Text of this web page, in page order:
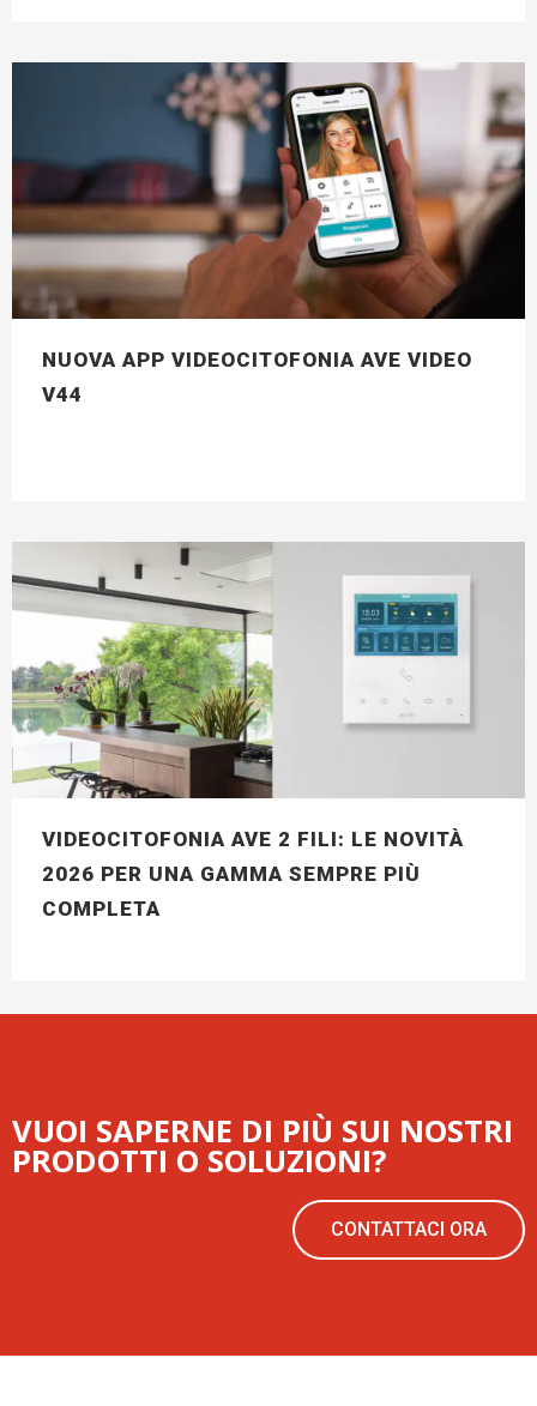
NUOVA APP VIDEOCITOFONIA AVE VIDEO
V44
VIDEOCITOFONIA AVE 2 FILI: LE NOVITÀ
2026 PER UNA GAMMA SEMPRE PIÙ
COMPLETA
VUOI SAPERNE DI PIÙ SUI NOSTRI
PRODOTTI O SOLUZIONI?
CONTATTACI ORA